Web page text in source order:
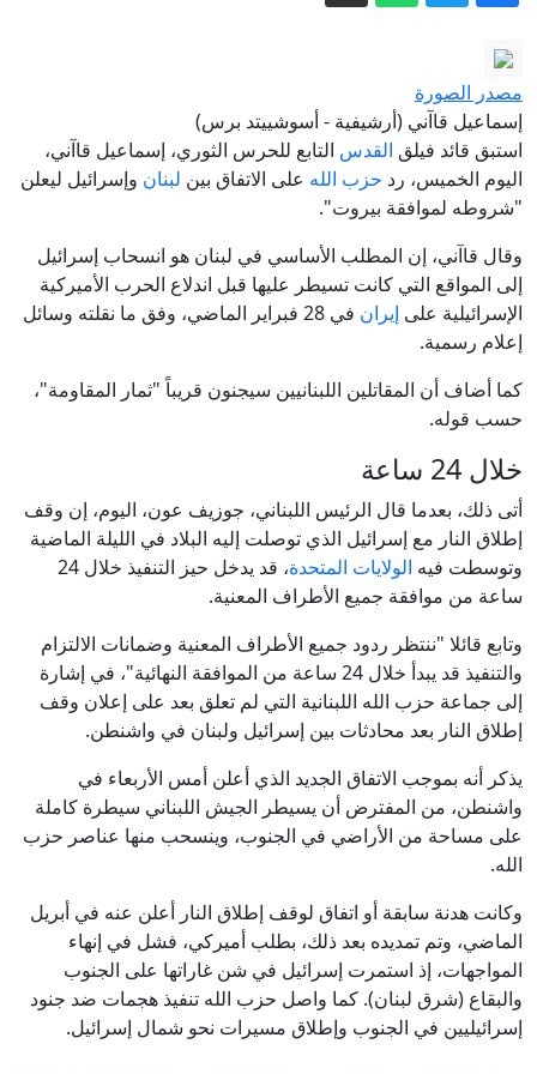
غارات إسرائيلية على جنوب لبنان ومقتل
جنديين إسرائيليين
الدفاع الروسية: استهداف مرافق مرتبطة
بالجيش الأوكراني وإسقاط 1,1 ألف مسيرة
شريف يترأس وفدا باكستانيا إلى السعودية
في زيارة "تتجاوز أزمات" المنطقة
10 تريليونات دولار.. كيف أصبحت الجريمة
الرقمية ثالث أكبر اقتصاد بالعالم؟
لاتفاق بشأن هرمز
مصدر الصورة
إسماعيل قاآني (أرشيفية - أسوشييتد برس)
استبق قائد فيلق القدس التابع للحرس الثوري، إسماعيل قاآني،
اليوم الخميس، رد حزب الله على الاتفاق بين لبنان وإسرائيل ليعلن
"شروطه لموافقة بيروت".
وقال قاآني، إن المطلب الأساسي في لبنان هو انسحاب إسرائيل
إلى المواقع التي كانت تسيطر عليها قبل اندلاع الحرب الأميركية
الإسرائيلية على إيران
في 28 فبراير الماضي، وفق ما نقلته وسائل
إعلام رسمية.
كما أضاف أن المقاتلين اللبنانيين سيجنون قريباً "ثمار المقاومة"،
حسب قوله.
خلال 24 ساعة
أتى ذلك، بعدما قال الرئيس اللبناني، جوزيف عون، اليوم، إن وقف
إطلاق النار مع إسرائيل الذي توصلت إليه البلاد في الليلة الماضية
وتوسطت فيه الولايات المتحدة
، قد يدخل حيز التنفيذ خلال 24
ساعة من موافقة جميع الأطراف المعنية.
وتابع قائلا "ننتظر ردود جميع الأطراف المعنية وضمانات الالتزام
والتنفيذ قد يبدأ خلال 24 ساعة من الموافقة النهائية"، في إشارة
إلى جماعة حزب الله اللبنانية التي لم تعلق بعد على إعلان وقف
إطلاق النار بعد محادثات بين إسرائيل ولبنان في واشنطن.
يذكر أنه بموجب الاتفاق الجديد الذي أعلن أمس الأربعاء في
واشنطن، من المفترض أن يسيطر الجيش اللبناني سيطرة كاملة
على مساحة من الأراضي في الجنوب، وينسحب منها عناصر حزب
الله.
وكانت هدنة سابقة أو اتفاق لوقف إطلاق النار أعلن عنه في أبريل
الماضي، وتم تمديده بعد ذلك، بطلب أميركي، فشل في إنهاء
المواجهات، إذ استمرت إسرائيل في شن غاراتها على الجنوب
والبقاع (شرق لبنان). كما واصل حزب الله تنفيذ هجمات ضد جنود
إسرائيليين في الجنوب وإطلاق مسيرات نحو شمال إسرائيل.